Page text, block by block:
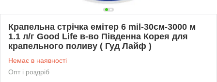
Крапельна стрічка емітер 6 mil-30см-3000 м
1.1 л/г Good Life в-во Південна Корея для
крапельного поливу ( Гуд Лайф )
Немає в наявності
Опт і роздріб